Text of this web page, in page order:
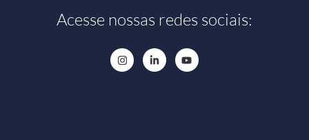
Acesse nossas redes sociais: